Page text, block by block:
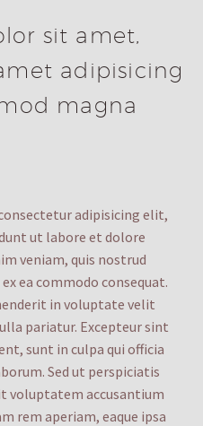
sit amet,
adipisicing
magna
adipisicing elit,
ut labore et dolore
veniam, quis nostrud
ea commodo consequat.
in voluptate velit
pariatur. Excepteur sint
sunt in culpa qui officia
Sed ut perspiciatis
voluptatem accusantium
rem aperiam, eaque ipsa